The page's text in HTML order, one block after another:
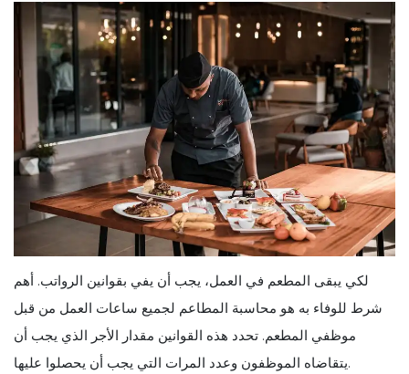
لكي يبقى المطعم في العمل، يجب أن يفي بقوانين الرواتب. أهم
شرط للوفاء به هو محاسبة المطاعم لجميع ساعات العمل من قبل
موظفي المطعم. تحدد هذه القوانين مقدار الأجر الذي يجب أن
يتقاضاه الموظفون وعدد المرات التي يجب أن يحصلوا عليها.